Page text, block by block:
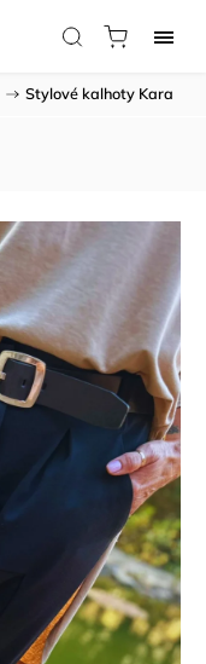
/ Stylové kalhoty Kara